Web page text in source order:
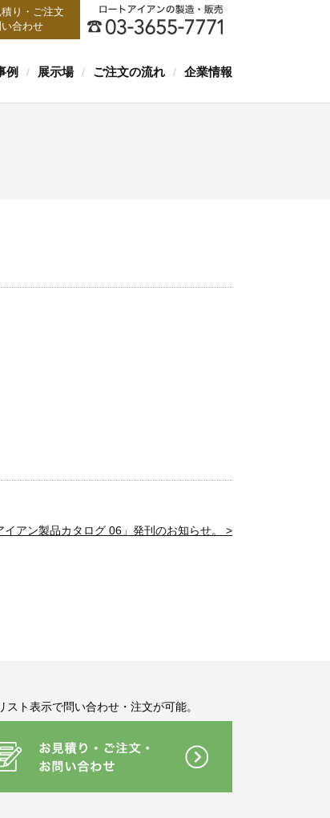
り・ご注文
い合わせ
例 / 展示場 / ご注文の流れ / 企業情報
イアン製品カタログ 06」発刊のお知らせ。 >
スト表示で問い合わせ・注文が可能。